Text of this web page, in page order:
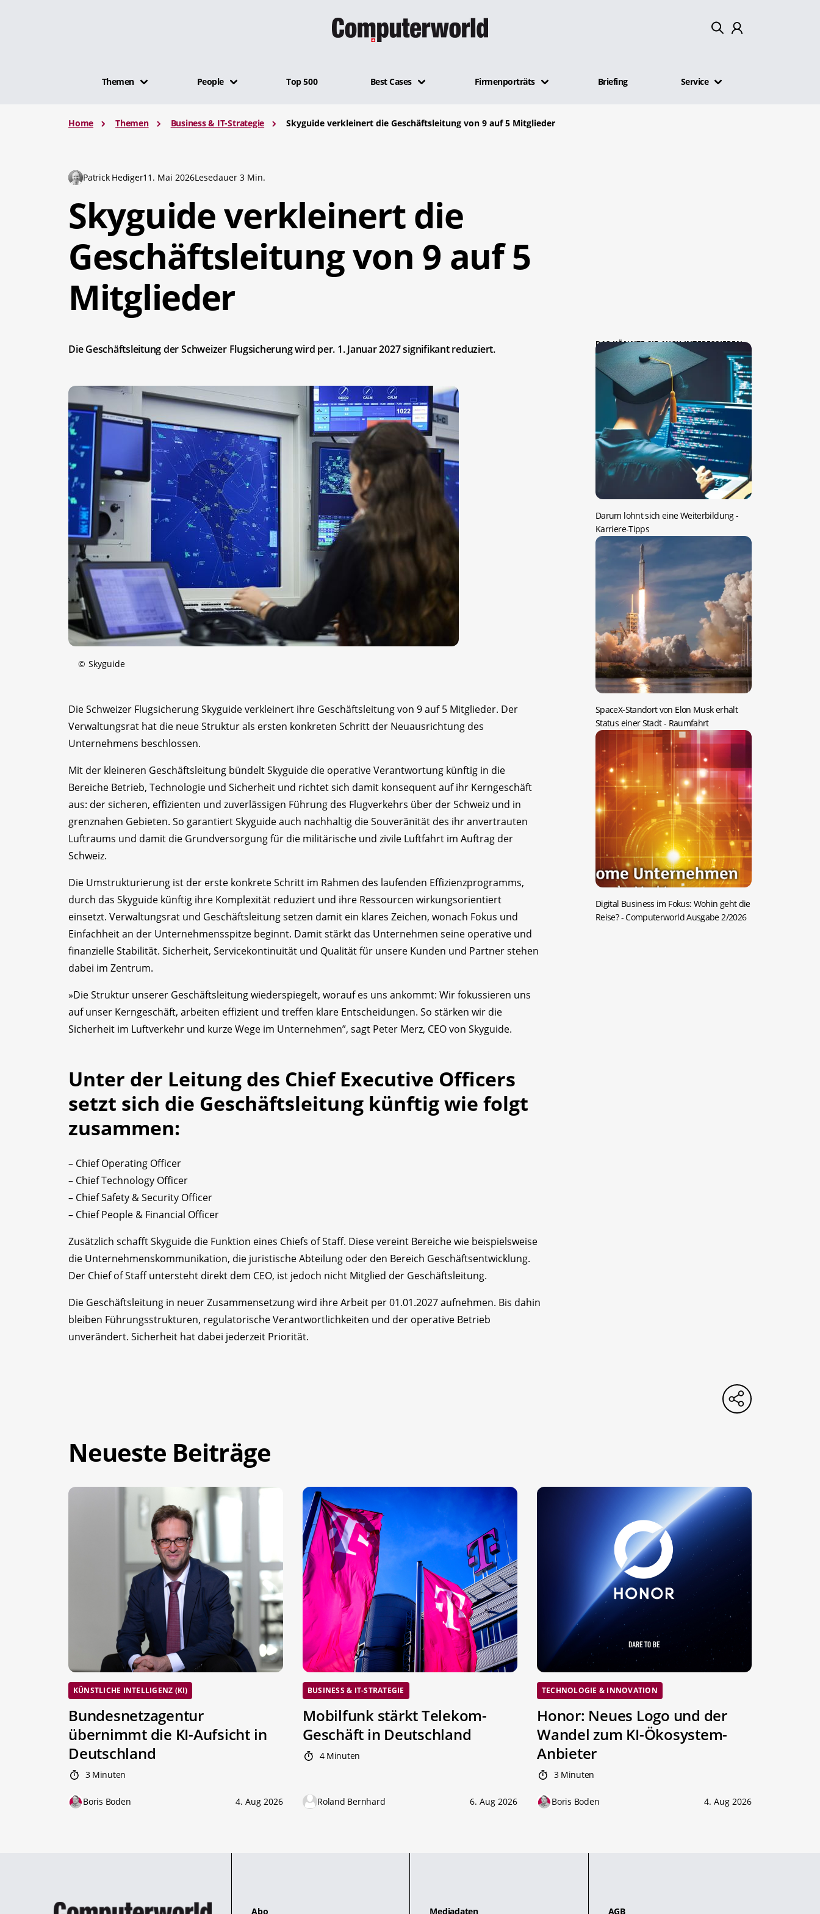
Themen People Top 500 Best Cases Firmenporträts Briefing Service
Home Themen Business & IT-Strategie Skyguide verkleinert die Geschäftsleitung von 9 auf 5 Mitglieder
Patrick Hediger11. Mai 2026Lesedauer 3 Min.
Skyguide verkleinert die
Geschäftsleitung von 9 auf 5
Mitglieder
Die Geschäftsleitung der Schweizer Flugsicherung wird per. 1. Januar 2027 signifikant reduziert.
© Skyguide
Die Schweizer Flugsicherung Skyguide verkleinert ihre Geschäftsleitung von 9 auf 5 Mitglieder. Der
Verwaltungsrat hat die neue Struktur als ersten konkreten Schritt der Neuausrichtung des
Unternehmens beschlossen.
Mit der kleineren Geschäftsleitung bündelt Skyguide die operative Verantwortung künftig in die
Bereiche Betrieb, Technologie und Sicherheit und richtet sich damit konsequent auf ihr Kerngeschäft
aus: der sicheren, effizienten und zuverlässigen Führung des Flugverkehrs über der Schweiz und in
grenznahen Gebieten. So garantiert Skyguide auch nachhaltig die Souveränität des ihr anvertrauten
Luftraums und damit die Grundversorgung für die militärische und zivile Luftfahrt im Auftrag der
Schweiz.
Die Umstrukturierung ist der erste konkrete Schritt im Rahmen des laufenden Effizienzprogramms,
durch das Skyguide künftig ihre Komplexität reduziert und ihre Ressourcen wirkungsorientiert
einsetzt. Verwaltungsrat und Geschäftsleitung setzen damit ein klares Zeichen, wonach Fokus und
Einfachheit an der Unternehmensspitze beginnt. Damit stärkt das Unternehmen seine operative und
finanzielle Stabilität. Sicherheit, Servicekontinuität und Qualität für unsere Kunden und Partner stehen
dabei im Zentrum.
»Die Struktur unserer Geschäftsleitung wiederspiegelt, worauf es uns ankommt: Wir fokussieren uns
auf unser Kerngeschäft, arbeiten effizient und treffen klare Entscheidungen. So stärken wir die
Sicherheit im Luftverkehr und kurze Wege im Unternehmen”, sagt Peter Merz, CEO von Skyguide.
Unter der Leitung des Chief Executive Officers
setzt sich die Geschäftsleitung künftig wie folgt
zusammen:
– Chief Operating Officer
– Chief Technology Officer
– Chief Safety & Security Officer
– Chief People & Financial Officer
Zusätzlich schafft Skyguide die Funktion eines Chiefs of Staff. Diese vereint Bereiche wie beispielsweise
die Unternehmenskommunikation, die juristische Abteilung oder den Bereich Geschäftsentwicklung.
Der Chief of Staff untersteht direkt dem CEO, ist jedoch nicht Mitglied der Geschäftsleitung.
Die Geschäftsleitung in neuer Zusammensetzung wird ihre Arbeit per 01.01.2027 aufnehmen. Bis dahin
bleiben Führungsstrukturen, regulatorische Verantwortlichkeiten und der operative Betrieb
unverändert. Sicherheit hat dabei jederzeit Priorität.
DAS KÖNNTE SIE AUCH INTERESSIEREN:
Darum lohnt sich eine Weiterbildung-
Karriere-Tipps
SpaceX-Standort von Elon Musk erhält
Status einer Stadt- Raumfahrt
Digital Business im Fokus: Wohin geht die
Reise?- Computerworld Ausgabe 2/2026
Neueste Beiträge
KÜNSTLICHE INTELLIGENZ (KI)
Bundesnetzagentur
übernimmt die KI-Aufsicht in
Deutschland
3 Minuten
Boris Boden 4. Aug 2026
BUSINESS & IT-STRATEGIE
Mobilfunk stärkt Telekom-
Geschäft in Deutschland
4 Minuten
Roland Bernhard 6. Aug 2026
TECHNOLOGIE & INNOVATION
Honor: Neues Logo und der
Wandel zum KI-Ökosystem-
Anbieter
3 Minuten
Boris Boden 4. Aug 2026
Abo Mediadaten AGB